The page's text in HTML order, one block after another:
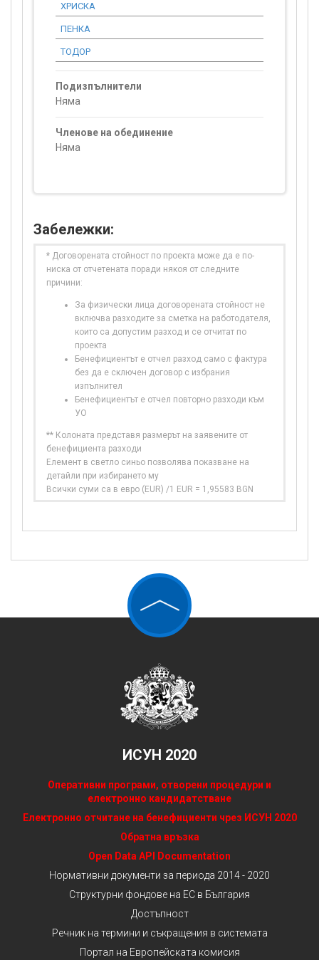
ХРИСКА
ПЕНКА
ТОДОР
Подизпълнители
Няма
Членове на обединение
Няма
Забележки:
* Договорената стойност по проекта може да е по-
ниска от отчетената поради някоя от следните
причини:
За физически лица договорената стойност не
включва разходите за сметка на работодателя,
които са допустим разход и се отчитат по
проекта
Бенефициентът е отчел разход само с фактура
без да е сключен договор с избрания
изпълнител
Бенефициентът е отчел повторно разходи към
УО
** Колоната представя размерът на заявените от
бенефициента разходи
Елемент в светло синьо позволява показване на
детайли при избирането му
Всички суми са в евро (EUR) /1 EUR = 1,95583 BGN
ИСУН 2020
Оперативни програми, отворени процедури и
електронно кандидатстване
Електронно отчитане на бенефициенти чрез ИСУН 2020
Обратна връзка
Open Data API Documentation
Нормативни документи за периода 2014 - 2020
Структурни фондове на ЕС в България
Достъпност
Речник на термини и съкращения в системата
Портал на Европейската комисия